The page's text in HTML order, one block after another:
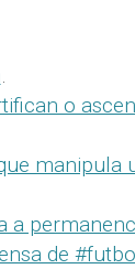
.
o
manipula
a
de